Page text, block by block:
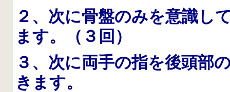
２、次に骨盤のみを意識し
ます。（３回）
３、次に両手の指を後頭部
きます。